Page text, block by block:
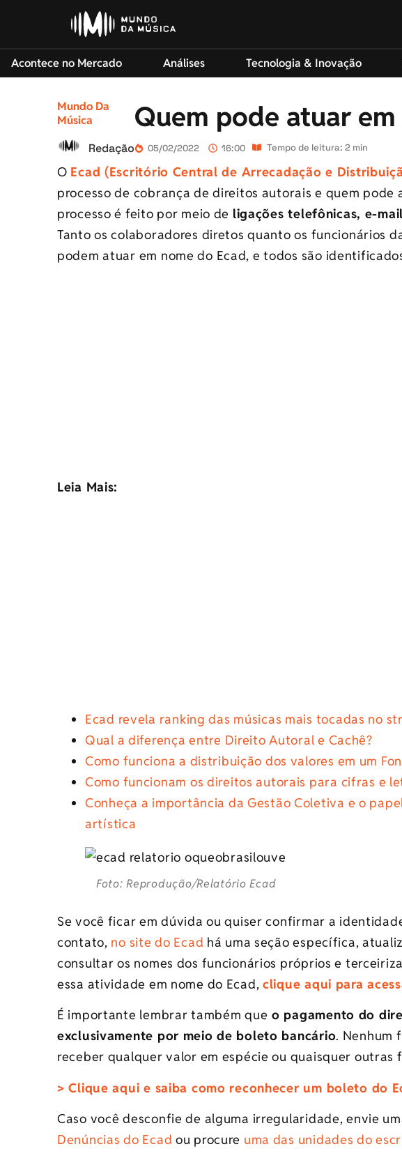
Acontece no Mercado Análises Tecnologia & Inovação
Mundo Da
Música
Quem pode atuar em
Redação 05/02/2022 16:00 Tempo de leitura: 2 min
O Ecad (Escritório Central de Arrecadação e
processo de cobrança de direitos autorais e quem pode
processo é feito por meio de ligações telefônicas, e-
Tanto os colaboradores diretos quanto os funcionários
podem atuar em nome do Ecad, e todos são
Leia Mais:
Ecad revela ranking das músicas mais tocadas no
Qual a diferença entre Direito Autoral e Cachê?
Como funciona a distribuição dos valores em um
Como funcionam os direitos autorais para cifras e
Conheça a importância da Gestão Coletiva e o
artística
Foto: Reprodução/Relatório Ecad
Se você ficar em dúvida ou quiser confirmar a
contato, no site do Ecad há uma seção específica,
consultar os nomes​ dos funcionários próprios e
essa atividade em nome do Ecad,clique aqui para
É importante lembrar também que o pagamento do
exclusivamente por meio de boleto bancário. Nenhum
receber qualquer valor em espécie ou quaisquer outras
> Clique aqui e saiba como reconhecer um boleto do
Caso você desconfie de alguma irregularidade, envie
Denúncias do Ecad​ ou procure uma das unidades do